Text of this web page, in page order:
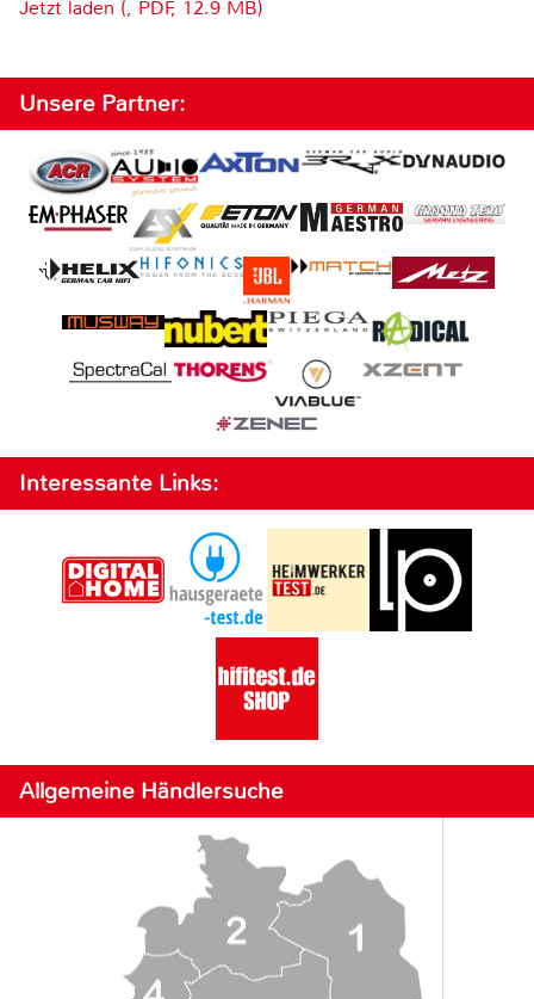
Jetzt laden (, PDF, 12.9 MB)
Unsere Partner:
Interessante Links:
Allgemeine Händlersuche